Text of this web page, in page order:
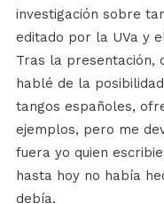
investigación sobre
editado por la UVa y
Tras la presentación,
hablé de la
tangos españoles,
ejemplos, pero me
fuera yo quien
hasta hoy no había
debía.